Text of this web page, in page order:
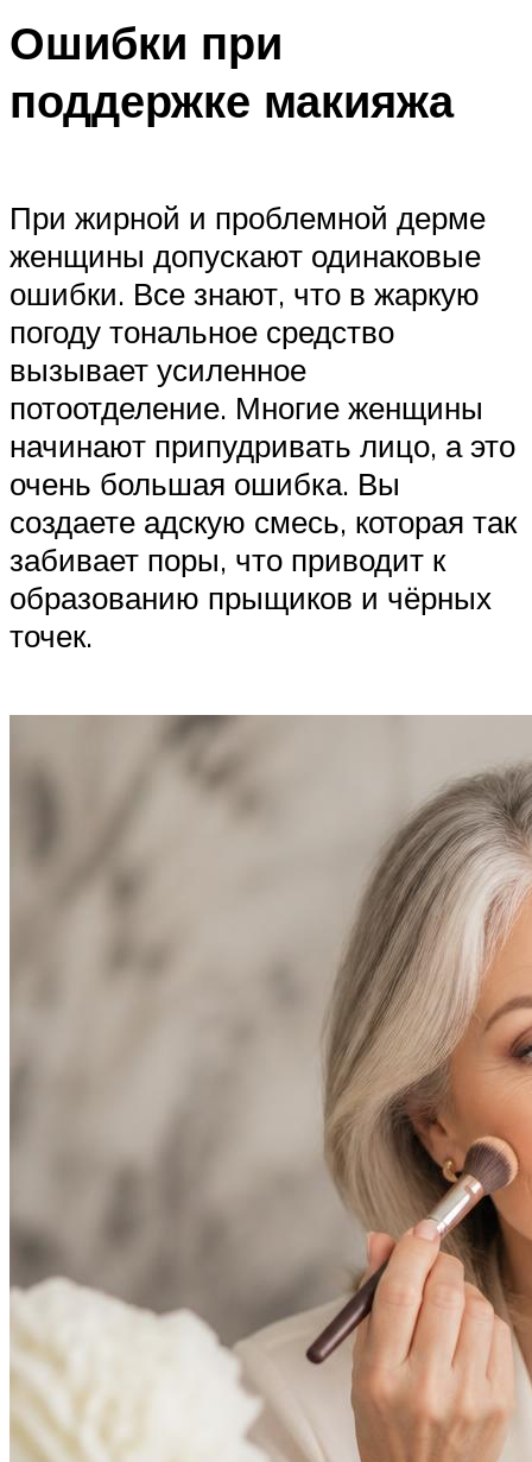
Ошибки при
поддержке макияжа
При жирной и проблемной дерме
женщины допускают одинаковые
ошибки. Все знают, что в жаркую
погоду тональное средство
вызывает усиленное
потоотделение. Многие женщины
начинают припудривать лицо, а это
очень большая ошибка. Вы
создаете адскую смесь, которая так
забивает поры, что приводит к
образованию прыщиков и чёрных
точек.